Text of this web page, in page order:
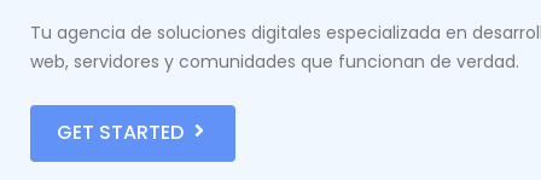
Tu agencia de soluciones digitales especializada en
web, servidores y comunidades que funcionan de verdad.
GET STARTED